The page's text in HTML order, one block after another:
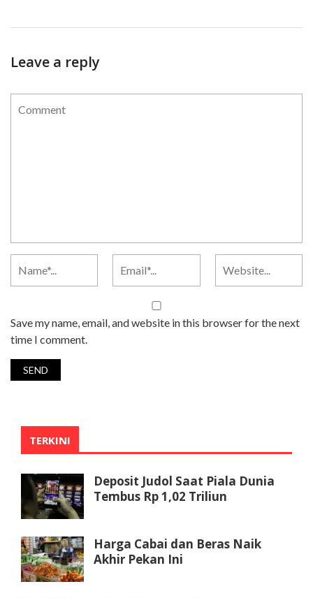
Leave a reply
Save my name, email, and website in this browser for the next
time I comment.
TERKINI
Deposit Judol Saat Piala Dunia
Tembus Rp 1,02 Triliun
Harga Cabai dan Beras Naik
Akhir Pekan Ini